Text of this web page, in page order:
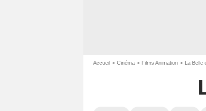
Accueil Cinéma Films Animation La Belle